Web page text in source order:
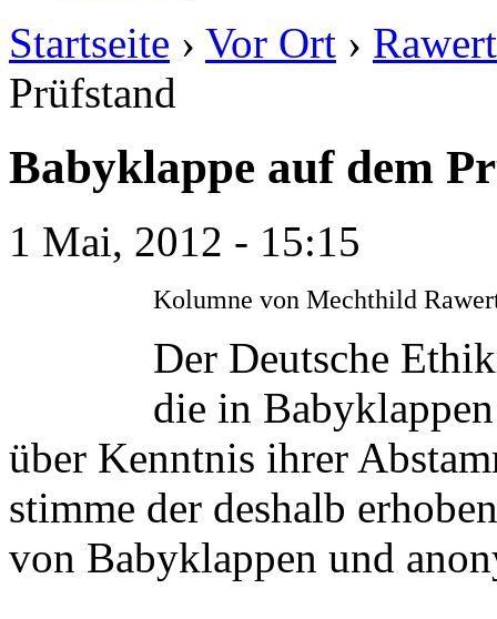
Startseite › Vor Ort ›
Prüfstand
Babyklappe auf dem
1 Mai, 2012 - 15:15
Kolumne von Mechthild
Der Deutsche
die in
über Kenntnis ihrer
stimme der deshalb
von Babyklappen und